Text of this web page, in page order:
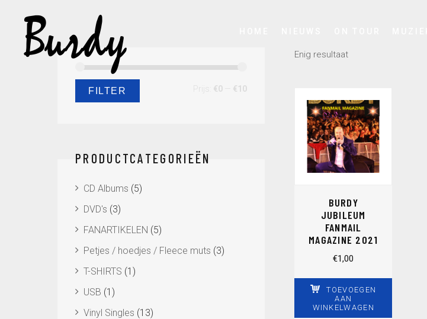
Enig resultaat
BURDY
JUBILEUM
FANMAIL
MAGAZINE 2021
€1,00
TOEVOEGEN
AAN
WINKELWAGEN
Min.
Max.FILTER Prijs: €0 €10
PRODUCTCATEGORIEËN
CD Albums (5)
DVD's (3)
FANARTIKELEN (5)
Petjes / hoedjes / Fleece muts (3)
T-SHIRTS (1)
USB (1)
Vinyl Singles (13)